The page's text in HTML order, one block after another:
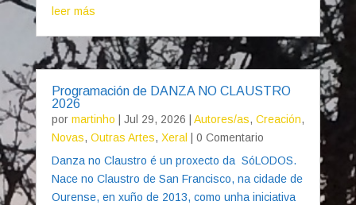
leer más
Programación de DANZA NO CLAUSTRO
2026
por martinho Jul 29, 2026 Autores/as, Creación,
Novas, Outras Artes, Xeral
| 0 Comentario
Danza no Claustro é un proxecto da SóLODOS.
Nace no Claustro de San Francisco, na cidade de
Ourense, en xuño de 2013, como unha iniciativa